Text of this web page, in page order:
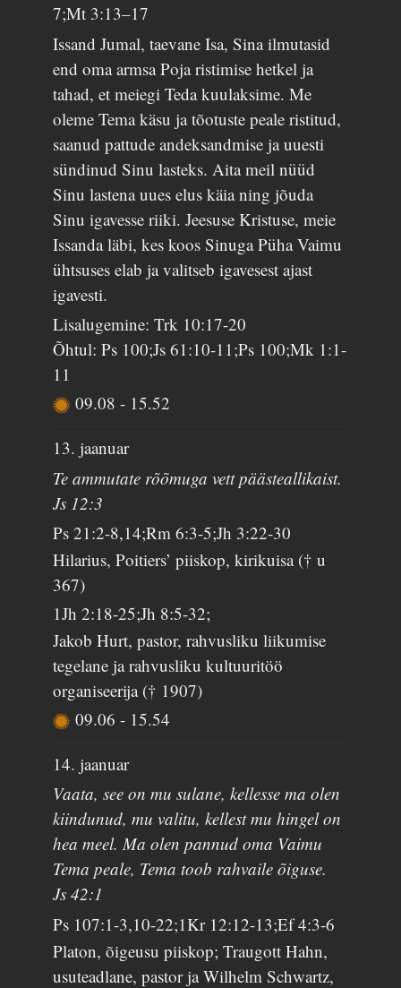
7;Mt 3:13–17
Issand Jumal, taevane Isa, Sina ilmutasid
end oma armsa Poja ristimise hetkel ja
tahad, et meiegi Teda kuulaksime. Me
oleme Tema käsu ja tõotuste peale ristitud,
saanud pattude andeksandmise ja uuesti
sündinud Sinu lasteks. Aita meil nüüd
Sinu lastena uues elus käia ning jõuda
Sinu igavesse riiki. Jeesuse Kristuse, meie
Issanda läbi, kes koos Sinuga Püha Vaimu
ühtsuses elab ja valitseb igavesest ajast
igavesti.
Lisalugemine: Trk 10:17-20
Õhtul: Ps 100;Js 61:10-11;Ps 100;Mk 1:1-
11
09.08- 15.52
13. jaanuar
Te ammutate rõõmuga vett päästeallikaist.
Js 12:3
Ps 21:2-8,14;Rm 6:3-5;Jh 3:22-30
Hilarius, Poitiers’ piiskop, kirikuisa († u
367)
1Jh 2:18-25;Jh 8:5-32;
Jakob Hurt, pastor, rahvusliku liikumise
tegelane ja rahvusliku kultuuritöö
organiseerija († 1907)
09.06- 15.54
14. jaanuar
Vaata, see on mu sulane, kellesse ma olen
kiindunud, mu valitu, kellest mu hingel on
hea meel. Ma olen pannud oma Vaimu
Tema peale, Tema toob rahvaile õiguse.
Js 42:1
Ps 107:1-3,10-22;1Kr 12:12-13;Ef 4:3-6
Platon, õigeusu piiskop; Traugott Hahn,
usuteadlane, pastor ja Wilhelm Schwartz,